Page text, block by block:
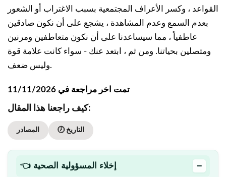
القواعد ، وكسر الأعراف المجتمعية بسبب الاغتراب أو الشعور
بعدم السمع وعدم المشاهدة ، يشجع على أن نكون صادقين
عاطفياً ، مما سيساعدنا على أن نكون متعاطفين ومرنين
ومتصلين بحياتنا. ومن ثم ، ابتعد عنك - سواء كانت علامة قوة
وليس ضعف.
تمت اخر مراجعة في 11/11/2026
كيف راجعنا هذا المقال:
المصادر 🕖 التاريخ
👈 إخلاء المسؤولية الصحية −